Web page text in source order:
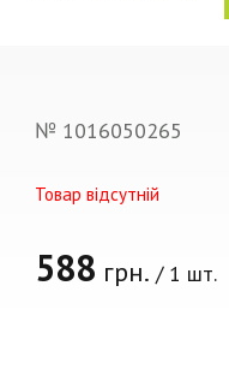
№ 1016050265
Товар відсутній
588 грн. / 1 шт.